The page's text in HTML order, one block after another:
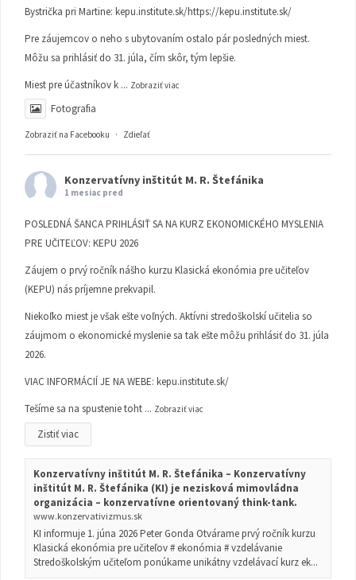
Bystrička pri Martine: kepu.institute.sk/https://kepu.institute.sk/
Pre záujemcov o neho s ubytovaním ostalo pár posledných miest.
Môžu sa prihlásiť do 31. júla, čím skôr, tým lepšie.
Miest pre účastníkov k ... Zobraziť viac
Fotografia
Zobraziť na Facebooku · Zdieľať
Konzervatívny inštitút M. R. Štefánika
1 mesiac pred
POSLEDNÁ ŠANCA PRIHLÁSIŤ SA NA KURZ EKONOMICKÉHO MYSLENIA
PRE UČITEĽOV: KEPU 2026
Záujem o prvý ročník nášho kurzu Klasická ekonómia pre učiteľov
(KEPU) nás príjemne prekvapil.
Niekoľko miest je však ešte voľných. Aktívni stredoškolskí učitelia so
záujmom o ekonomické myslenie sa tak ešte môžu prihlásiť do 31. júla
2026.
VIAC INFORMÁCIÍ JE NA WEBE: kepu.institute.sk/
Tešíme sa na spustenie toht ... Zobraziť viac
Zistiť viac
Konzervatívny inštitút M. R. Štefánika – Konzervatívny
inštitút M. R. Štefánika (KI) je nezisková mimovládna
organizácia – konzervatívne orientovaný think-tank.
www.konzervativizmus.sk
KI informuje 1. júna 2026 Peter Gonda Otvárame prvý ročník kurzu
Klasická ekonómia pre učiteľov # ekonómia # vzdelávanie
Stredoškolským učiteľom ponúkame unikátny vzdelávací kurz ek...